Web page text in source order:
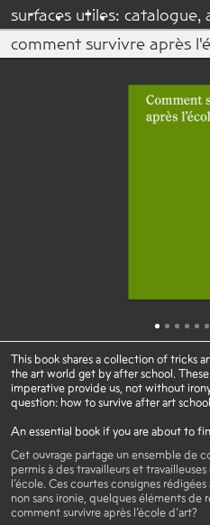
surfaces utiles: catalogue,
comment survivre après
This book shares a collection of tricks
the art world get by after school.
imperative provide us, not without
question: how to survive after art
An essential book if you are about to
Cet ouvrage partage un ensemble de
permis à des travailleurs et
l’école. Ces courtes consignes
non sans ironie, quelques éléments de
comment survivre après l’école d’art?